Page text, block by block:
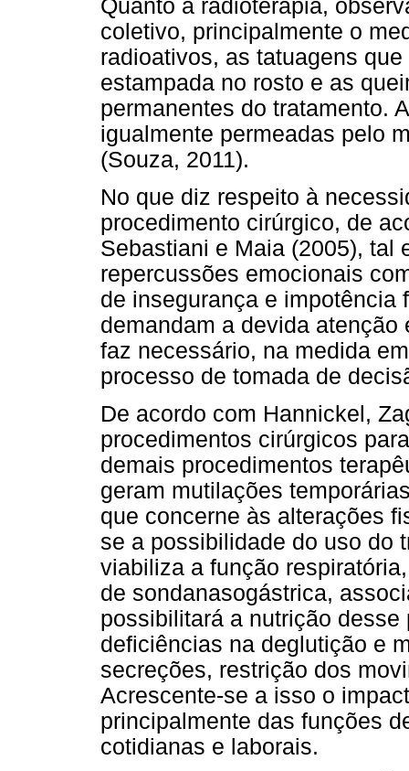
Quanto à radioterapia,
coletivo, principalmente o
radioativos, as tatuagens
estampada no rosto e as
permanentes do tratamento.
igualmente permeadas pelo
(Souza, 2011).
No que diz respeito à
procedimento cirúrgico, de
Sebastiani e Maia (2005), tal
repercussões emocionais
de insegurança e impotência
demandam a devida
faz necessário, na medida
processo de tomada de
De acordo com Hannickel,
procedimentos cirúrgicos
demais procedimentos
geram mutilações
que concerne às alterações
se a possibilidade do uso do
viabiliza a função
de sondanasogástrica,
possibilitará a nutrição
deficiências na deglutição e
secreções, restrição dos
Acrescente-se a isso o
principalmente das funções
cotidianas e laborais.